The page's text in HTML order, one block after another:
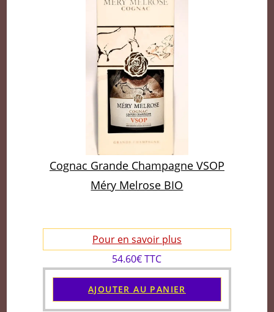
Cognac Grande Champagne VSOP
Méry Melrose BIO
Pour en savoir plus
54.60€ TTC
AJOUTER AU PANIER